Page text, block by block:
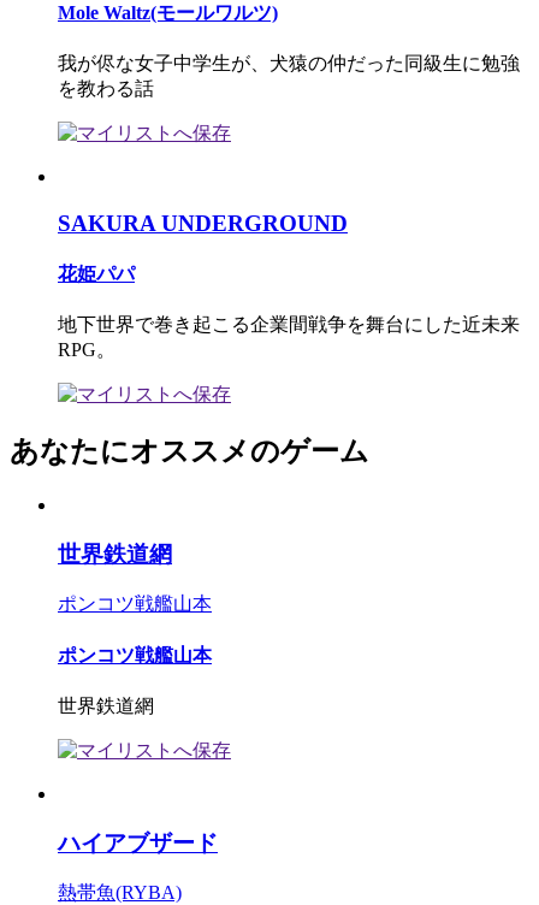
Mole Waltz(モールワルツ)
我が侭な女子中学生が、犬猿の仲だった同級生に勉強
を教わる話
SAKURA UNDERGROUND
花姫パパ
地下世界で巻き起こる企業間戦争を舞台にした近未来
RPG。
あなたにオススメのゲーム
世界鉄道網
ポンコツ戦艦山本
ポンコツ戦艦山本
世界鉄道網
ハイアブザード
熱帯魚(RYBA)